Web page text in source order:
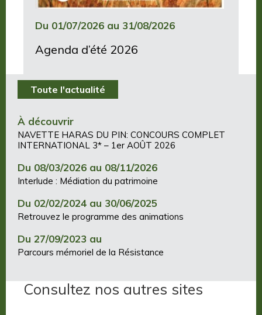
Du 01/07/2026 au 31/08/2026
Agenda d’été 2026
Toute l'actualité
À découvrir
NAVETTE HARAS DU PIN: CONCOURS COMPLET
INTERNATIONAL 3* – 1er AOÛT 2026
Du 08/03/2026 au 08/11/2026
Interlude : Médiation du patrimoine
Du 02/02/2024 au 30/06/2025
Retrouvez le programme des animations
Du 27/09/2023 au
Parcours mémoriel de la Résistance
Consultez nos autres sites